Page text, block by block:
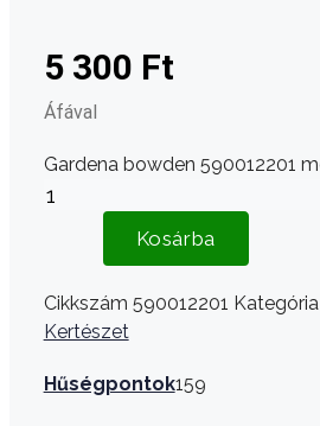
5 300 Ft
Áfával
Gardena bowden 590012201
Kosárba
Cikkszám 590012201 Kategória
Kertészet
Hűségpontok159